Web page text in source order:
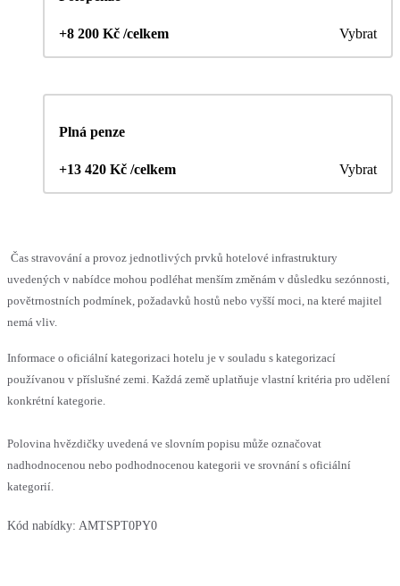
+8 200 Kč /celkem Vybrat
Plná penze
+13 420 Kč /celkem Vybrat
Čas stravování a provoz jednotlivých prvků hotelové infrastruktury
uvedených v nabídce mohou podléhat menším změnám v důsledku sezónnosti,
povětrnostních podmínek, požadavků hostů nebo vyšší moci, na které majitel
nemá vliv.
Informace o oficiální kategorizaci hotelu je v souladu s kategorizací
používanou v příslušné zemi. Každá země uplatňuje vlastní kritéria pro udělení
konkrétní kategorie.
Polovina hvězdičky uvedená ve slovním popisu může označovat
nadhodnocenou nebo podhodnocenou kategorii ve srovnání s oficiální
kategorií.
Kód nabídky: AMTSPT0PY0